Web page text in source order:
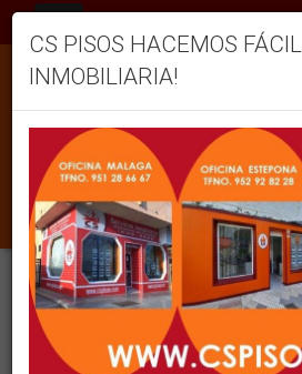
BLOG
82 en
CS PISOS HACEMOS
INMOBILIARIA!